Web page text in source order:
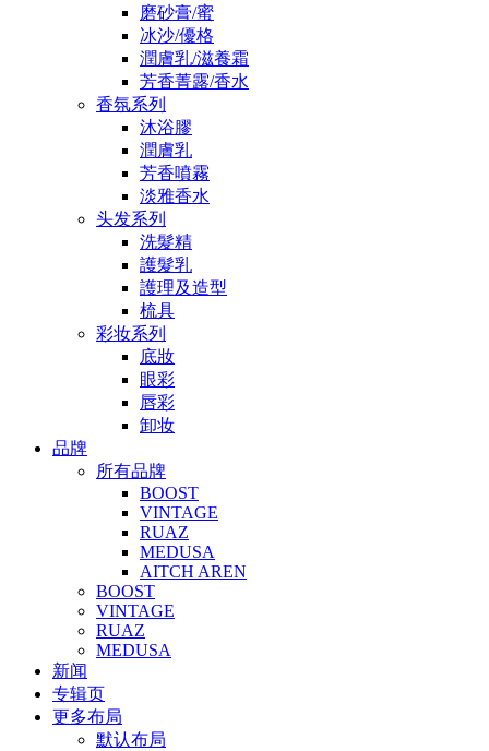
磨砂膏/蜜
冰沙/優格
潤膚乳/滋養霜
芳香菁露/香水
香氛系列
沐浴膠
潤膚乳
芳香噴霧
淡雅香水
头发系列
洗髮精
護髮乳
護理及造型
梳具
彩妆系列
底妝
眼彩
唇彩
卸妆
品牌
所有品牌
BOOST
VINTAGE
RUAZ
MEDUSA
AITCH AREN
BOOST
VINTAGE
RUAZ
MEDUSA
新闻
专辑页
更多布局
默认布局